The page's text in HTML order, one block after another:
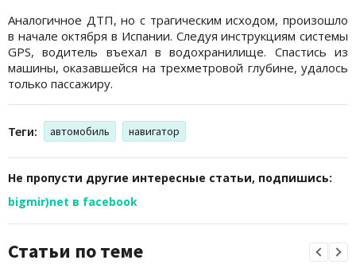
Аналогичное ДТП, но с трагическим исходом, произошло
в начале октября в Испании. Следуя инструкциям системы
GPS, водитель въехал в водохранилище. Спастись из
машины, оказавшейся на трехметровой глубине, удалось
только пассажиру.
Теги: автомобиль навигатор
Не пропусти другие интересные статьи, подпишись:
bigmir)net в facebook
Статьи по теме